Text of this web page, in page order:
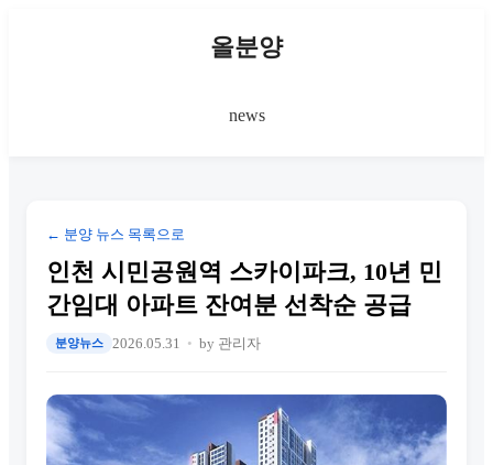
올분양
news
← 분양 뉴스 목록으로
인천 시민공원역 스카이파크, 10년 민
간임대 아파트 잔여분 선착순 공급
분양뉴스 2026.05.31 by 관리자